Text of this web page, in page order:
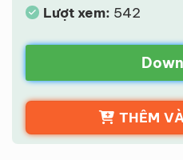
Lượt xem: 542
THÊM